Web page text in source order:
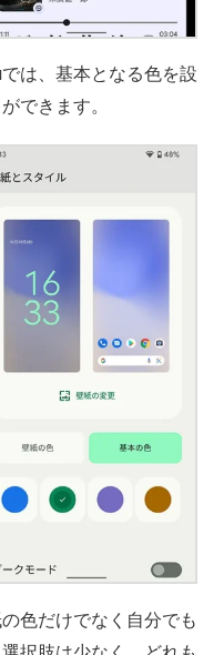
は、基本となる色を設
できます。
色だけでなく自分でも